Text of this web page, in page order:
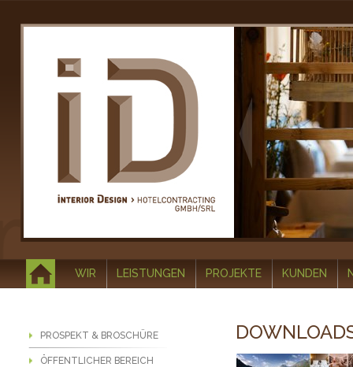
WIR LEISTUNGEN PROJEKTE KUNDEN
PROSPEKT & BROSCHÜRE
ÖFFENTLICHER BEREICH